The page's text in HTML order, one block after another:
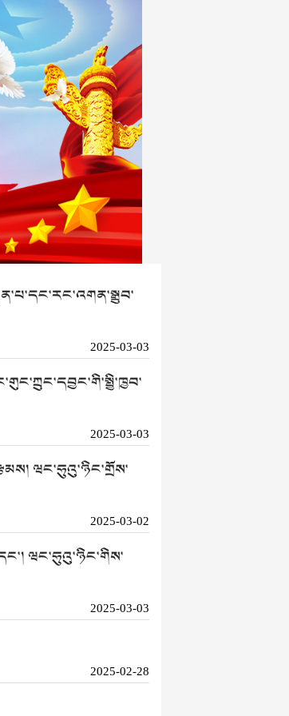
2025-03-03
2025-03-03
ཝང་ཧུའུ་ཉིང་གྲོས་
2025-03-02
ཝང་ཧུའུ་ཉིང་གིས་
2025-03-03
2025-02-28